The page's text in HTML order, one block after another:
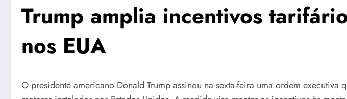
Trump amplia incentivos
nos EUA
O presidente americano Donald Trump assinou na sexta-feira uma ordem